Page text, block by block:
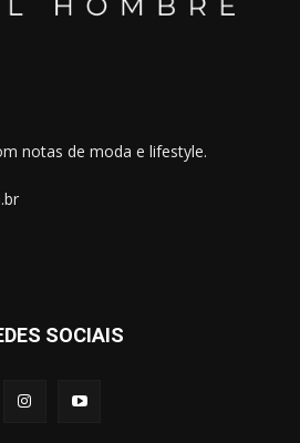
notas de moda e lifestyle.
SOCIAIS